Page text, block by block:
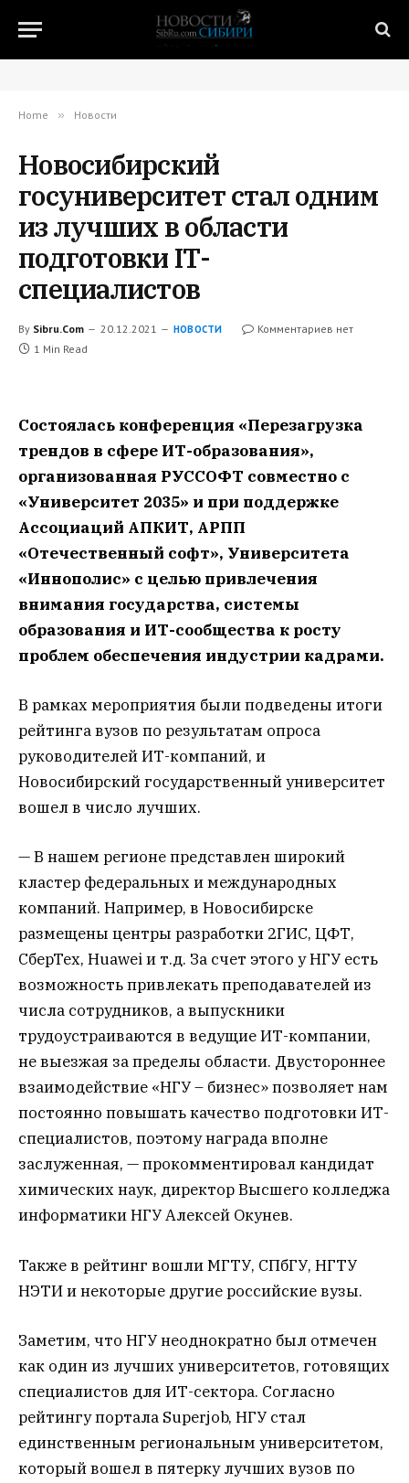
Home » Новости
Новосибирский
госуниверситет стал одним
из лучших в области
подготовки IT-
специалистов
By Sibru.Com 20.12.2021 НОВОСТИ
Комментариев нет
1 Min Read
Состоялась конференция «Перезагрузка
трендов в сфере ИТ-образования»,
организованная РУССОФТ совместно с
«Университет 2035» и при поддержке
Ассоциаций АПКИТ, АРПП
«Отечественный софт», Университета
«Иннополис» с целью привлечения
внимания государства, системы
образования и ИТ-сообщества к росту
проблем обеспечения индустрии кадрами.
В рамках мероприятия были подведены итоги
рейтинга вузов по результатам опроса
руководителей ИТ-компаний, и
Новосибирский государственный университет
вошел в число лучших.
— В нашем регионе представлен широкий
кластер федеральных и международных
компаний. Например, в Новосибирске
размещены центры разработки 2ГИС, ЦФТ,
СберТех, Huawei и т.д. За счет этого у НГУ есть
возможность привлекать преподавателей из
числа сотрудников, а выпускники
трудоустраиваются в ведущие ИТ-компании,
не выезжая за пределы области. Двустороннее
взаимодействие «НГУ – бизнес» позволяет нам
постоянно повышать качество подготовки ИТ-
специалистов, поэтому награда вполне
заслуженная, — прокомментировал кандидат
химических наук, директор Высшего колледжа
информатики НГУ Алексей Окунев.
Также в рейтинг вошли МГТУ, СПбГУ, НГТУ
НЭТИ и некоторые другие российские вузы.
Заметим, что НГУ неоднократно был отмечен
как один из лучших университетов, готовящих
специалистов для ИТ-сектора. Согласно
рейтингу портала Superjob, НГУ стал
единственным региональным университетом,
который вошел в пятерку лучших вузов по